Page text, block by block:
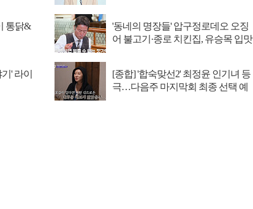
통닭&
'동네의 명장들' 압구정로데오 오징
어 불고기·종로 치킨집, 유승목 입맛
' 라이
[종합] '합숙맞선2' 최정윤 인기녀 등
극…다음주 마지막회 최종 선택 예